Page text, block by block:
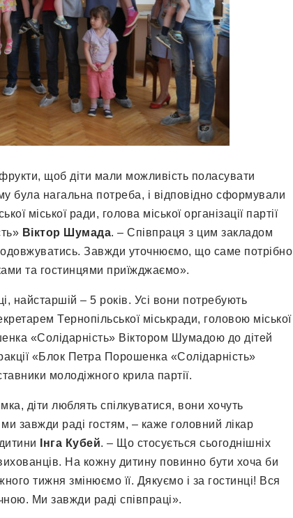
щоб діти мали можливість поласувати
була нагальна потреба, і відповідно сформували
міської ради, голова міської організації партії
Віктор Шумада. – Співпраця з цим закладом
Завжди уточнюємо, що саме потрібно
та гостинцями приїжджаємо».
найстаршій – 5 років. Усі вони потребують
Тернопільської міськради, головою міської
«Солідарність» Віктором Шумадою до дітей
«Блок Петра Порошенка «Солідарність»
молодіжного крила партії.
діти люблять спілкуватися, вони хочуть
завжди раді гостям, – каже головний лікар
Інга Кубей. – Що стосується сьогоднішніх
На кожну дитину повинно бути хоча би
тижня змінюємо її. Дякуємо і за гостинці! Вся
Ми завжди раді співпраці».